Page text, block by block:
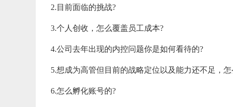
2.目前面临的挑战?
3.个人创收，怎么覆盖员工成本?
4.公司去年出现的内控问题你是如何看待的?
5.想成为高管但目前的战略定位以及能力还不足，
6.怎么孵化账号的?